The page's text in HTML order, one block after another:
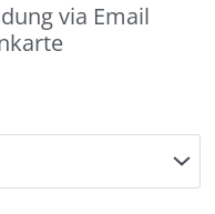
via Email